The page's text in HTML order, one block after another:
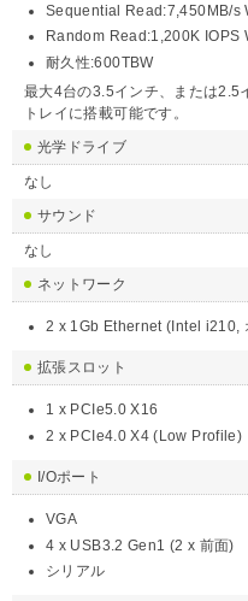
Sequential Read:7,450MB/s
Random Read:1,200K IOPS
耐久性:600TBW
最大4台の3.5インチ、または2.5
トレイに搭載可能です。
光学ドライブ
なし
サウンド
なし
ネットワーク
2 x 1Gb Ethernet (Intel i210,
拡張スロット
1 x PCIe5.0 X16
2 x PCIe4.0 X4 (Low Profile)
I/Oポート
VGA
4 x USB3.2 Gen1 (2 x 前面)
シリアル